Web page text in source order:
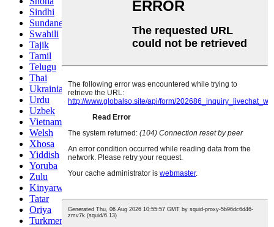
Sindhi
Sundanese
Swahili
Tajik
Tamil
Telugu
Thai
Ukrainian
Urdu
Uzbek
Vietnamese
Welsh
Xhosa
Yiddish
Yoruba
Zulu
Kinyarwanda
Tatar
Oriya
Turkmen